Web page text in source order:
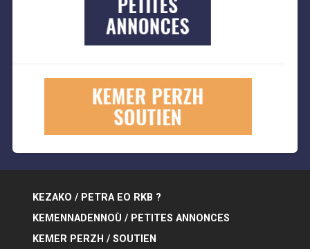
KEZAKO / PETRA EO RKB ?
KEMENNADENNOÙ / PETITES ANNONCES
KEMER PERZH / SOUTIEN